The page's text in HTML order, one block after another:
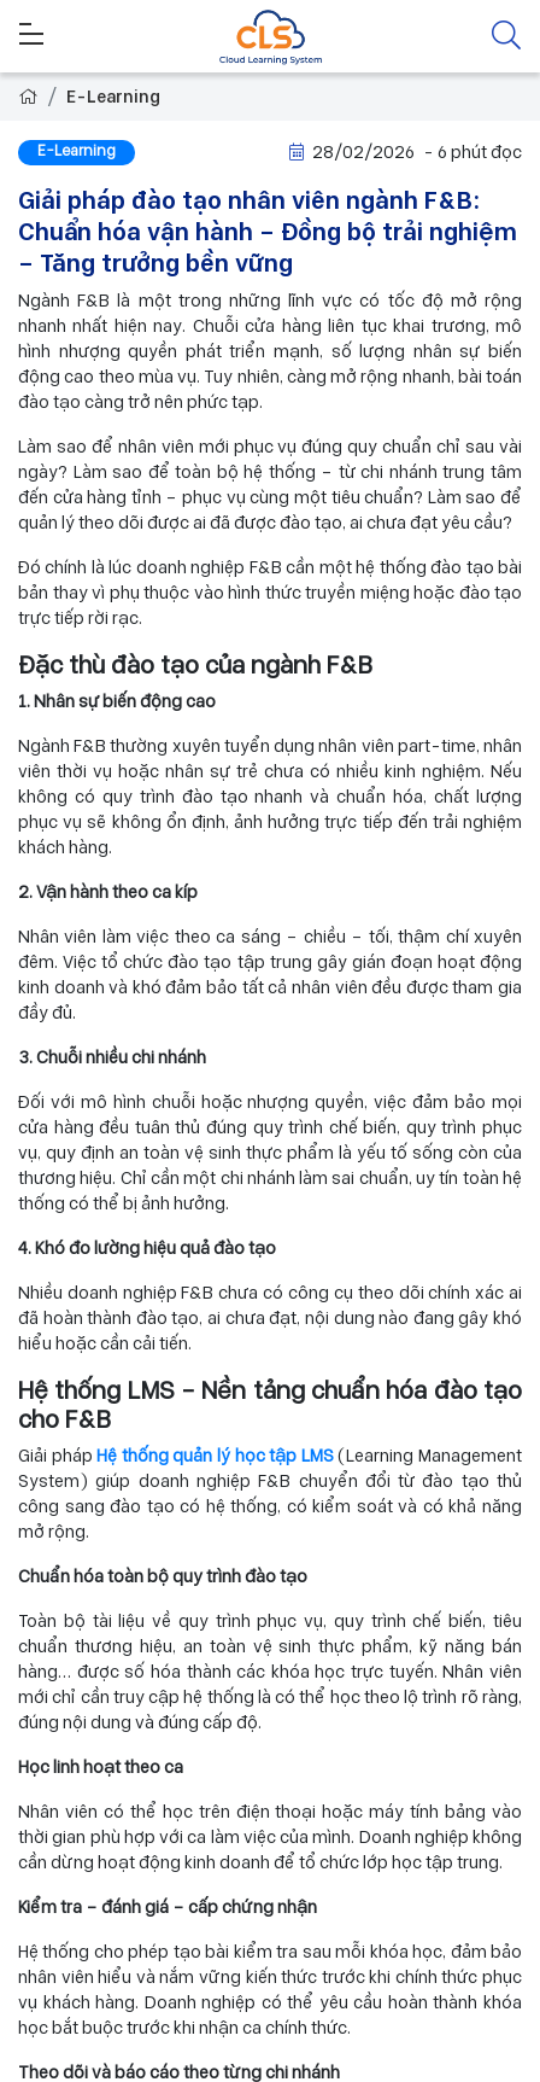
E-Learning
E-Learning 28/02/2026 - 6 phút đọc
Giải pháp đào tạo nhân viên ngành F&B:
Chuẩn hóa vận hành – Đồng bộ trải nghiệm
– Tăng trưởng bền vững
Ngành F&B là một trong những lĩnh vực có tốc độ mở rộng
nhanh nhất hiện nay. Chuỗi cửa hàng liên tục khai trương, mô
hình nhượng quyền phát triển mạnh, số lượng nhân sự biến
động cao theo mùa vụ. Tuy nhiên, càng mở rộng nhanh, bài toán
đào tạo càng trở nên phức tạp.
Làm sao để nhân viên mới phục vụ đúng quy chuẩn chỉ sau vài
ngày? Làm sao để toàn bộ hệ thống – từ chi nhánh trung tâm
đến cửa hàng tỉnh – phục vụ cùng một tiêu chuẩn? Làm sao để
quản lý theo dõi được ai đã được đào tạo, ai chưa đạt yêu cầu?
Đó chính là lúc doanh nghiệp F&B cần một hệ thống đào tạo bài
bản thay vì phụ thuộc vào hình thức truyền miệng hoặc đào tạo
trực tiếp rời rạc.
Đặc thù đào tạo của ngành F&B
1. Nhân sự biến động cao
Ngành F&B thường xuyên tuyển dụng nhân viên part-time, nhân
viên thời vụ hoặc nhân sự trẻ chưa có nhiều kinh nghiệm. Nếu
không có quy trình đào tạo nhanh và chuẩn hóa, chất lượng
phục vụ sẽ không ổn định, ảnh hưởng trực tiếp đến trải nghiệm
khách hàng.
2. Vận hành theo ca kíp
Nhân viên làm việc theo ca sáng – chiều – tối, thậm chí xuyên
đêm. Việc tổ chức đào tạo tập trung gây gián đoạn hoạt động
kinh doanh và khó đảm bảo tất cả nhân viên đều được tham gia
đầy đủ.
3. Chuỗi nhiều chi nhánh
Đối với mô hình chuỗi hoặc nhượng quyền, việc đảm bảo mọi
cửa hàng đều tuân thủ đúng quy trình chế biến, quy trình phục
vụ, quy định an toàn vệ sinh thực phẩm là yếu tố sống còn của
thương hiệu. Chỉ cần một chi nhánh làm sai chuẩn, uy tín toàn hệ
thống có thể bị ảnh hưởng.
4. Khó đo lường hiệu quả đào tạo
Nhiều doanh nghiệp F&B chưa có công cụ theo dõi chính xác ai
đã hoàn thành đào tạo, ai chưa đạt, nội dung nào đang gây khó
hiểu hoặc cần cải tiến.
Hệ thống LMS – Nền tảng chuẩn hóa đào tạo
cho F&B
Giải pháp Hệ thống quản lý học tập LMS(Learning Management
System) giúp doanh nghiệp F&B chuyển đổi từ đào tạo thủ
công sang đào tạo có hệ thống, có kiểm soát và có khả năng
mở rộng.
Chuẩn hóa toàn bộ quy trình đào tạo
Toàn bộ tài liệu về quy trình phục vụ, quy trình chế biến, tiêu
chuẩn thương hiệu, an toàn vệ sinh thực phẩm, kỹ năng bán
hàng… được số hóa thành các khóa học trực tuyến. Nhân viên
mới chỉ cần truy cập hệ thống là có thể học theo lộ trình rõ ràng,
đúng nội dung và đúng cấp độ.
Học linh hoạt theo ca
Nhân viên có thể học trên điện thoại hoặc máy tính bảng vào
thời gian phù hợp với ca làm việc của mình. Doanh nghiệp không
cần dừng hoạt động kinh doanh để tổ chức lớp học tập trung.
Kiểm tra – đánh giá – cấp chứng nhận
Hệ thống cho phép tạo bài kiểm tra sau mỗi khóa học, đảm bảo
nhân viên hiểu và nắm vững kiến thức trước khi chính thức phục
vụ khách hàng. Doanh nghiệp có thể yêu cầu hoàn thành khóa
học bắt buộc trước khi nhận ca chính thức.
Theo dõi và báo cáo theo từng chi nhánh